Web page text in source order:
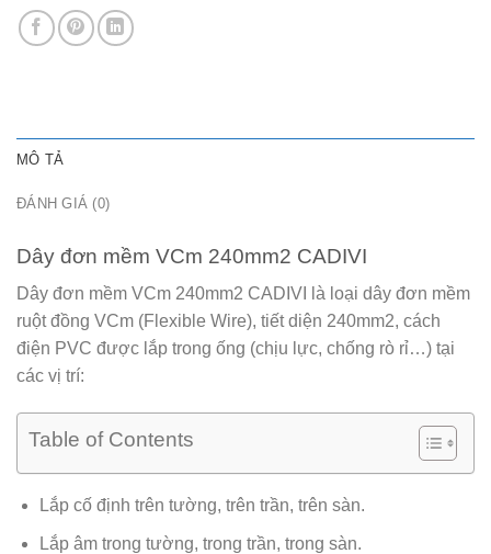
MÔ TẢ
ĐÁNH GIÁ (0)
Dây đơn mềm VCm 240mm2 CADIVI
Dây đơn mềm VCm 240mm2 CADIVI
là loại dây đơn mềm
ruột đồng VCm (Flexible Wire), tiết diện 240mm2, cách
điện PVC được lắp trong ống (chịu lực, chống rò rỉ…) tại
các vị trí:
Table of Contents
Lắp cố định trên tường, trên trần, trên sàn.
Lắp âm trong tường, trong trần, trong sàn.